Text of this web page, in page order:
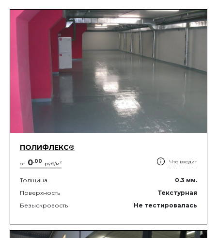
ПОЛИФЛЕКС®
от 0.00 руб/м2 Что входит
Толщина 0.3 мм.
Поверхность
Текстурная
Безыскровость
Не тестировалась